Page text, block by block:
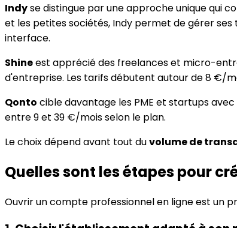
Indyse distingue par une approche unique qui
et les petites sociétés, Indy permet de gérer
interface.
Shineest apprécié des freelances et micro-
d'entreprise. Les tarifs débutent autour de 8 €/
Qonto cible davantage les PME et startups
entre 9 et 39 €/mois selon le plan.
Le choix dépend avant tout duvolume de
Quelles sont les étapes pour
Ouvrir un compte professionnel en ligne est un